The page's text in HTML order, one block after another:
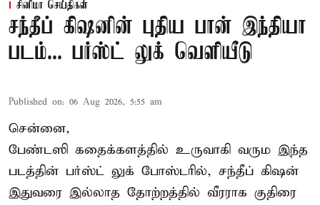
சினிமா செய்திகள்
சந்தீப் கிஷனின் புதிய பான் இந்தியா
படம்... பர்ஸ்ட் லுக் வெளியீடு
Published on: 06 Aug 2026, 5:55 am
சென்னை,
பேண்டஸி கதைக்களத்தில் உருவாகி வரும இந்த
படத்தின் பர்ஸ்ட் லுக் போஸ்டரில், சந்தீப் கிஷன்
இதுவரை இல்லாத தோற்றத்தில் வீரராக குதிரை